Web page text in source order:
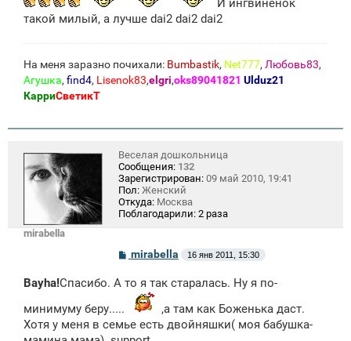
е
и
такой милый, а лучше dai2 dai2 dai2
На меня заразно почихали: Bumbastik, Net777, Любовь83,
Агушка, find4, Lisenok83,elgri,oks89041821 Ulduz21
КарриСветикТ
mirabella
Веселая дошкольница
Сообщения: 132
Зарегистрирован: 09 май 2010, 19:41
Пол: Женский
Откуда: Москва
Поблагодарили: 2 раза
С
б
и
mirabella 16 янв 2011, 15:30
Bayha!Спасибо. А то я так старалась. Ну я по-
минимуму беру.....
,а там как Боженька даст.
Хотя у меня в семье есть двойняшки( моя бабушка-